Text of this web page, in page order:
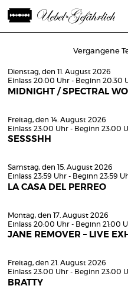
Vergangene
Dienstag, den 11. August 2026
Einlass 20:00 Uhr - Beginn 20:30
MIDNIGHT / SPECTRAL
Freitag, den 14. August 2026
Einlass 23:00 Uhr - Beginn 23:00
SESSSHH
Samstag, den 15. August 2026
Einlass 23:59 Uhr - Beginn 23:59
LA CASA DEL PERREO
Montag, den 17. August 2026
Einlass 20:00 Uhr - Beginn 21:00
JANE REMOVER – LIVE
Freitag, den 21. August 2026
Einlass 23:00 Uhr - Beginn 23:00
BRATTY